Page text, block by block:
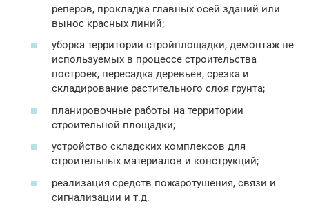
реперов, прокладка главных осей зданий или
вынос красных линий;
уборка территории стройплощадки, демонтаж не
используемых в процессе строительства
построек, пересадка деревьев, срезка и
складирование растительного слоя грунта;
планировочные работы на территории
строительной площадки;
устройство складских комплексов для
строительных материалов и конструкций;
реализация средств пожаротушения, связи и
сигнализации и т.д.